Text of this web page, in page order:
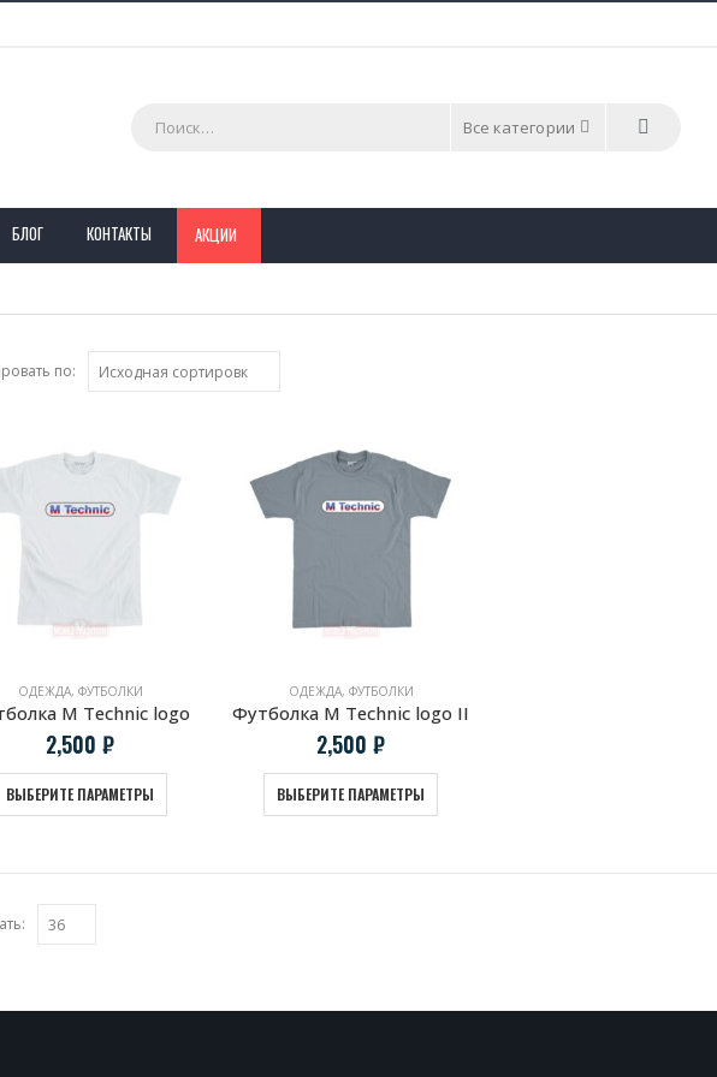
Все категории
БЛОГ КОНТАКТЫ АКЦИИ
по:
ОДЕЖДА, ФУТБОЛКИ
M Technic logo
2,500 ₽
ВЫБЕРИТЕ ПАРАМЕТРЫ
ОДЕЖДА, ФУТБОЛКИ
Футболка M Technic logo II
2,500 ₽
ВЫБЕРИТЕ ПАРАМЕТРЫ